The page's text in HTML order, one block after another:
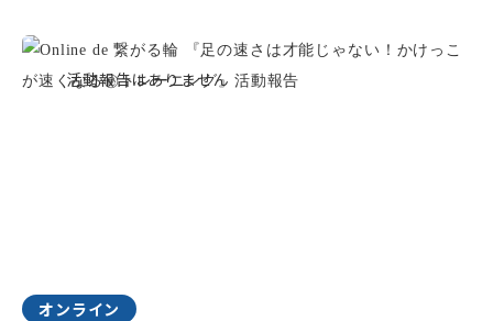
オンライン